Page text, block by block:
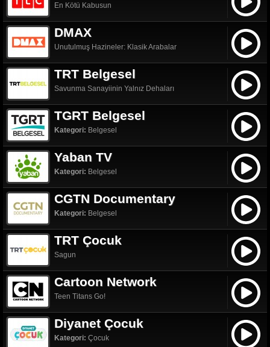
En Kötü Kabusun
DMAX
Unutulmuş Hazineler: Klasik Arabalar
TRT Belgesel
Savunma Sanayiinin Yalnız Dehaları
TGRT Belgesel
Kategori: Belgesel
Yaban TV
Kategori: Belgesel
CGTN Documentary
Kategori: Belgesel
TRT Çocuk
Sagun
Cartoon Network
Teen Titans Go!
Diyanet Çocuk
Kategori: Çocuk